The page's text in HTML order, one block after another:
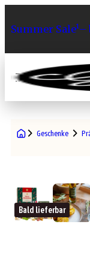
Summer Sale¹–
Geschenke
Bald lieferbar